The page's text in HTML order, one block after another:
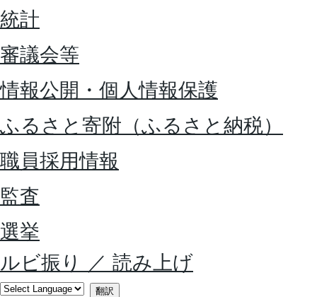
統計
審議会等
情報公開・個人情報保護
ふるさと寄附（ふるさと納税）
職員採用情報
監査
選挙
ルビ振り
／ 読み上げ
翻訳